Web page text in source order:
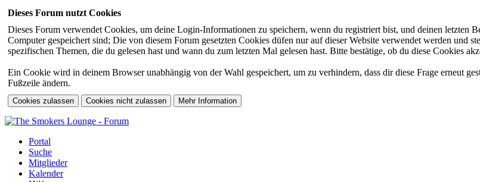
Dieses Forum nutzt Cookies
Dieses Forum verwendet Cookies, um deine Login-Informationen zu speichern, wenn du registriert bist, und deinen letzten
Computer gespeichert sind; Die von diesem Forum gesetzten Cookies düfen nur auf dieser Website verwendet werden und
spezifischen Themen, die du gelesen hast und wann du zum letzten Mal gelesen hast. Bitte bestätige, ob du diese Cookies
Ein Cookie wird in deinem Browser unabhängig von der Wahl gespeichert, um zu verhindern, dass dir diese Frage erneut
Fußzeile ändern.
Portal
Suche
Mitglieder
Kalender